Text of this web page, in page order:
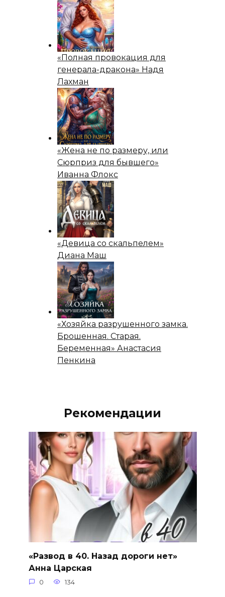
«Полная провокация для
генерала-дракона» Надя
Лахман
«Жена не по размеру, или
Сюрприз для бывшего»
Иванна Флокс
«Девица со скальпелем»
Диана Маш
«Хозяйка разрушенного замка.
Брошенная. Старая.
Беременная» Анастасия
Пенкина
Рекомендации
«Развод в 40. Назад дороги нет»
Анна Царская
0 134